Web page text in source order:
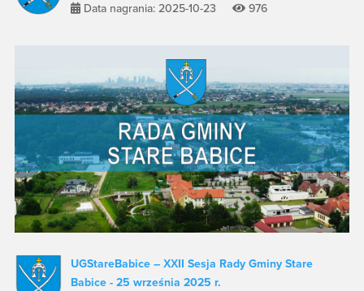
Data nagrania: 2025-10-23
976
UGStareBabice – XXII Sesja Rady Gminy Stare
Babice - 25 września 2025 r.